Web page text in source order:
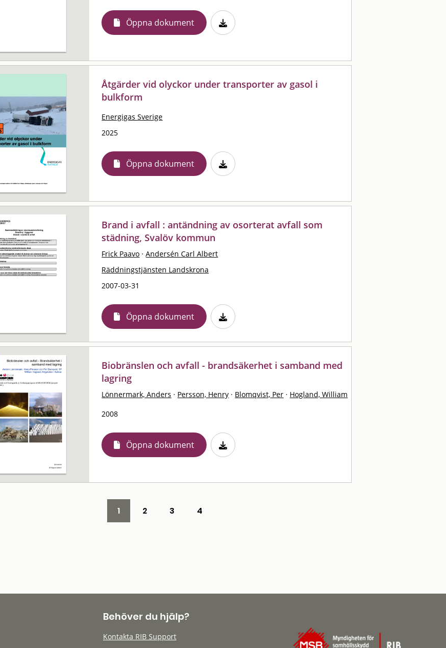
Öppna dokument
Åtgärder vid olyckor under transporter av gasol i
bulkform
Energigas Sverige
2025
Öppna dokument
Brand i avfall : antändning av osorterat avfall som
städning, Svalöv kommun
Frick Paavo · Andersén Carl Albert
Räddningstjänsten Landskrona
2007-03-31
Öppna dokument
Biobränslen och avfall - brandsäkerhet i samband med
lagring
Lönnermark, Anders · Persson, Henry · Blomqvist, Per · Hogland, William
2008
Öppna dokument
1 2 3 4
Behöver du hjälp?
Kontakta RIB Support